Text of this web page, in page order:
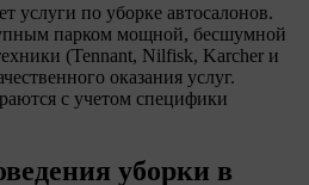
услуги по уборке автосалонов.
парком мощной, бесшумной
(Tennant, Nilfisk, Karcher и
оказания услуг.
с учетом специфики
уборки в